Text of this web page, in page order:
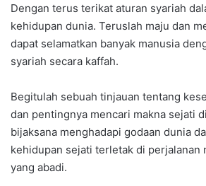
Dengan terus terikat aturan syariah
kehidupan dunia. Teruslah maju dan
dapat selamatkan banyak manusia
syariah secara kaffah.
Begitulah sebuah tinjauan tentang
dan pentingnya mencari makna sejati
bijaksana menghadapi godaan dunia
kehidupan sejati terletak di perjalanan
yang abadi.